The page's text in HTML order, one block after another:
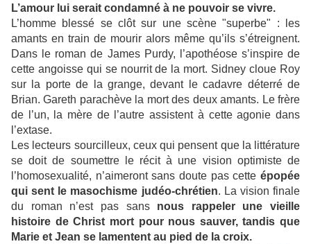
L’amour lui serait condamné à ne pouvoir se vivre.
L’homme blessé se clôt sur une scène "superbe" : les
amants en train de mourir alors même qu’ils s’étreignent.
Dans le roman de James Purdy, l’apothéose s’inspire de
cette angoisse qui se nourrit de la mort. Sidney cloue Roy
sur la porte de la grange, devant le cadavre déterré de
Brian. Gareth parachève la mort des deux amants. Le frère
de l’un, la mère de l’autre assistent à cette agonie dans
l’extase.
Les lecteurs sourcilleux, ceux qui pensent que la littérature
se doit de soumettre le récit à une vision optimiste de
l’homosexualité, n’aimeront sans doute pas cette épopée
qui sent le masochisme judéo-chrétien. La vision finale
du roman n’est pas sans nous rappeler une vieille
histoire de Christ mort pour nous sauver, tandis que
Marie et Jean se lamentent au pied de la croix.